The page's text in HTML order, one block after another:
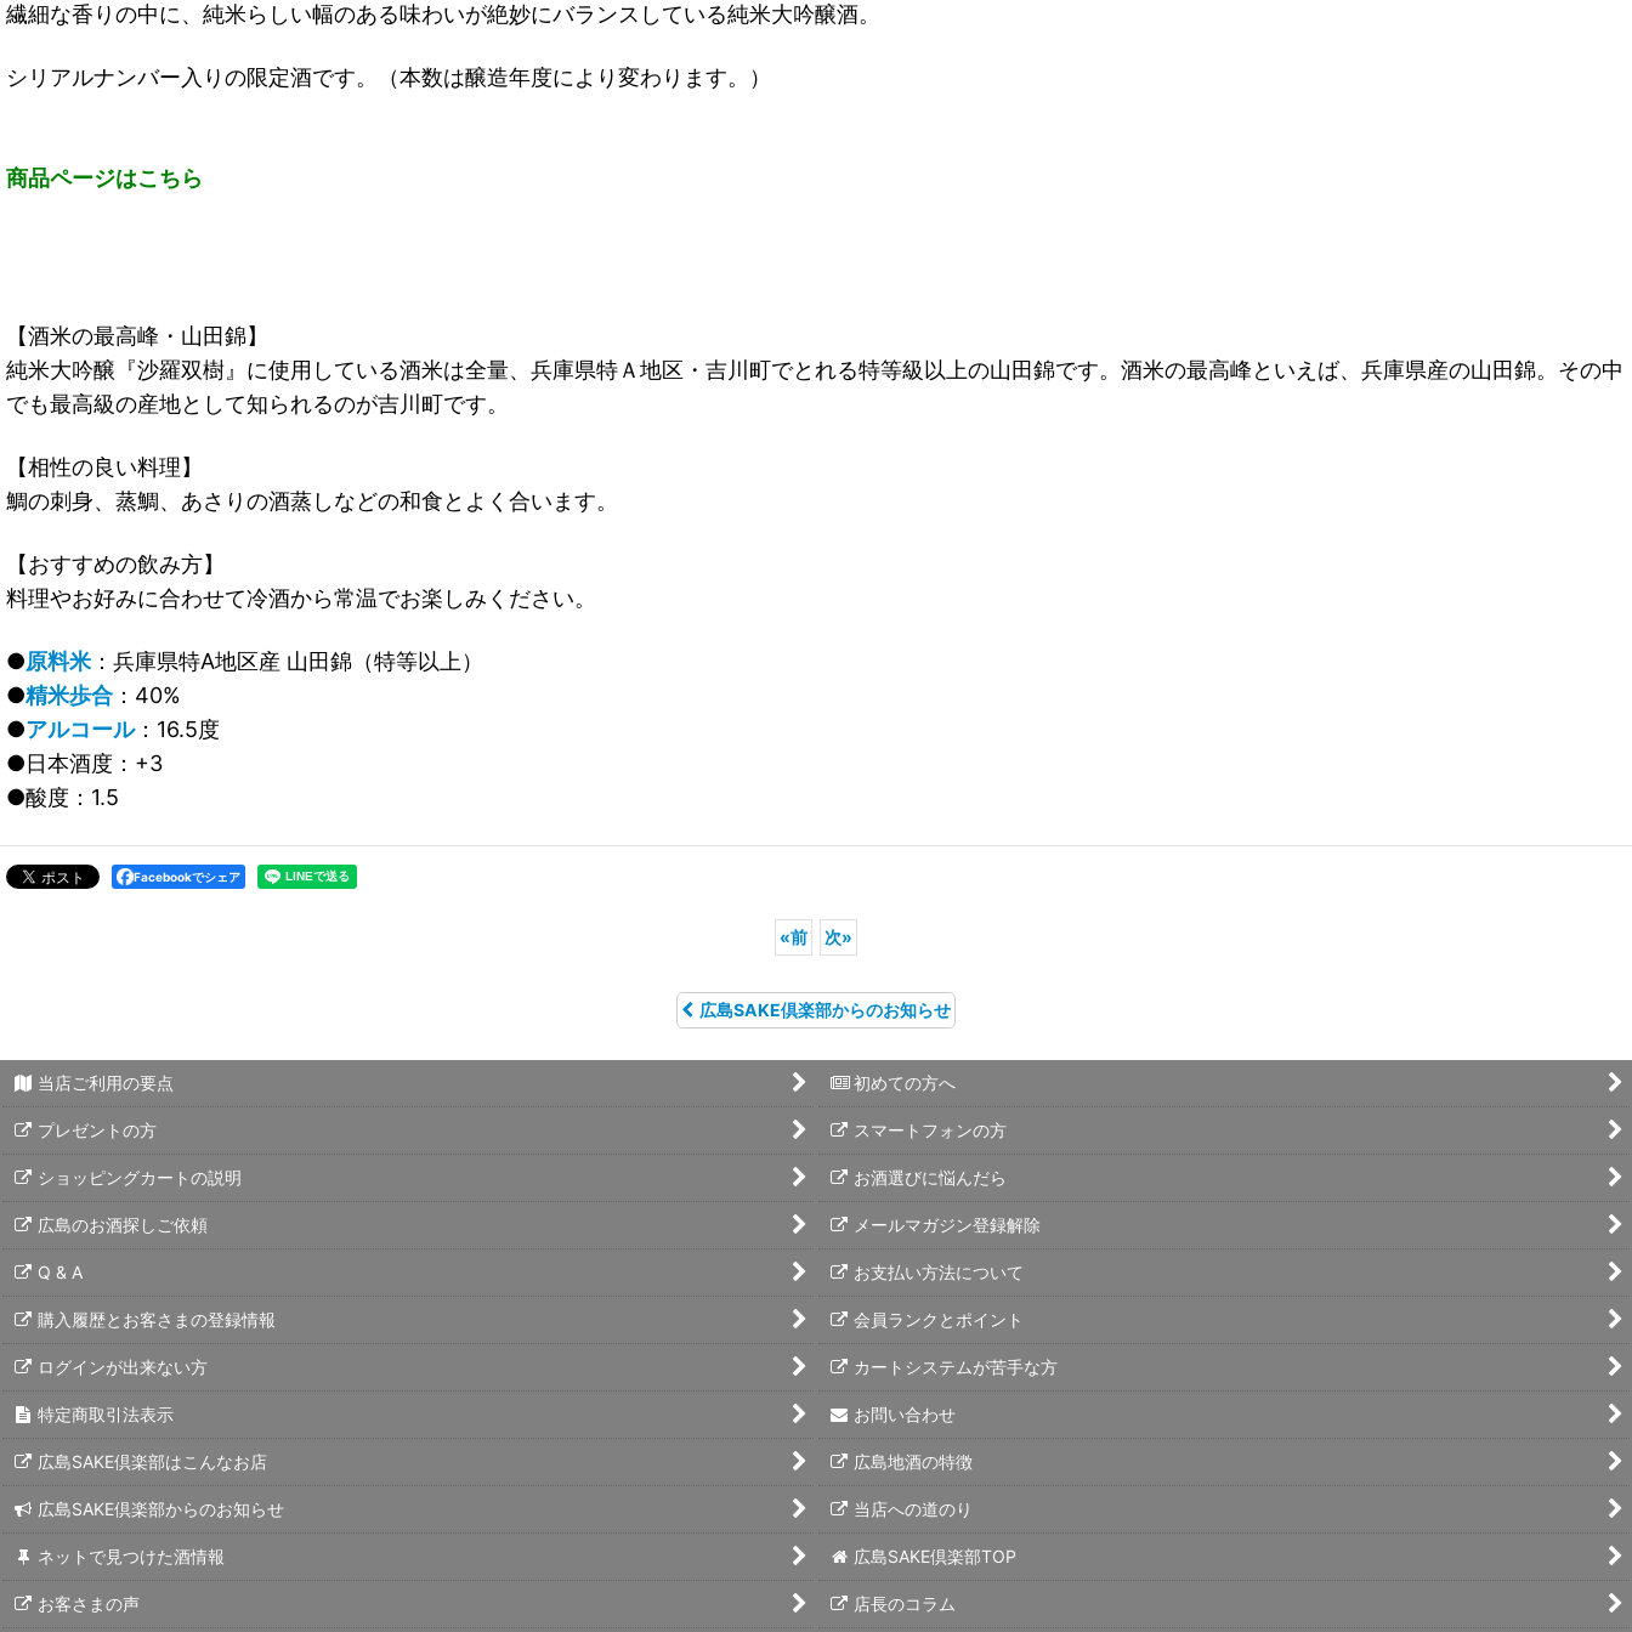
繊細な香りの中に、純米らしい幅のある味わいが絶妙にバランスしている純米大吟醸酒。
シリアルナンバー入りの限定酒です。（本数は醸造年度により変わります。）
商品ページはこちら
【酒米の最高峰・山田錦】
純米大吟醸『沙羅双樹』に使用している酒米は全量、兵庫県特Ａ地区・吉川町でとれる特等級以上の山田錦です。酒米の最高峰といえば、兵庫県産の山田錦。その中
でも最高級の産地として知られるのが吉川町です。
【相性の良い料理】
鯛の刺身、蒸鯛、あさりの酒蒸しなどの和食とよく合います。
【おすすめの飲み方】
料理やお好みに合わせて冷酒から常温でお楽しみください。
●原料米：兵庫県特A地区産 山田錦（特等以上）
●精米歩合 ：40%
●アルコール：16.5度
●日本酒度：+3
●酸度：1.5
Facebookでシェア
«前 次»
広島SAKE倶楽部からのお知らせ
当店ご利用の要点 初めての方へ
プレゼントの方 スマートフォンの方
ショッピングカートの説明 お酒選びに悩んだら
広島のお酒探しご依頼 メールマガジン登録解除
Q & A お支払い方法について
購入履歴とお客さまの登録情報 会員ランクとポイント
ログインが出来ない方 カートシステムが苦手な方
特定商取引法表示 お問い合わせ
広島SAKE倶楽部はこんなお店 広島地酒の特徴
広島SAKE倶楽部からのお知らせ 当店への道のり
ネットで見つけた酒情報 広島SAKE倶楽部TOP
お客さまの声 店長のコラム